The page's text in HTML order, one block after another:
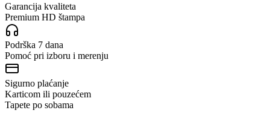
Garancija kvaliteta
Premium HD štampa
Podrška 7 dana
Pomoć pri izboru i merenju
Sigurno plaćanje
Karticom ili pouzećem
Tapete po sobama